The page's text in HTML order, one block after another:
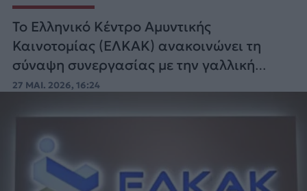
Το Ελληνικό Κέντρο Αμυντικής
Καινοτομίας (ΕΛΚΑΚ) ανακοινώνει τη
σύναψη συνεργασίας με την γαλλική
αναπτυξιακή τράπεζα Bpifrance.
27 ΜΑΙ. 2026, 16:24